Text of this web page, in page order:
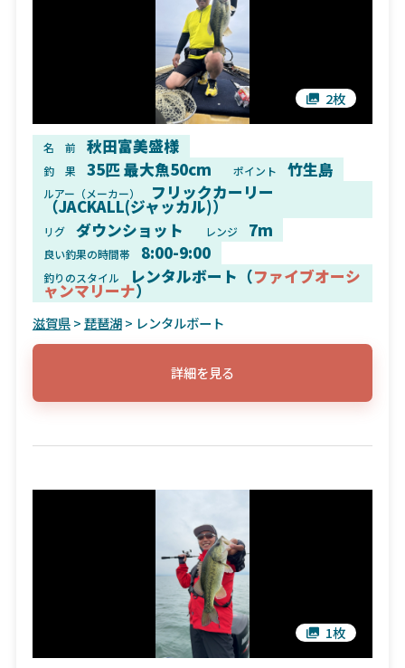
2枚
名 前 秋田富美盛様
釣 果 35匹 最大魚50cm ポイント 竹生島
ルアー（メーカー） フリックカーリー
（JACKALL(ジャッカル)）
リグ ダウンショット レンジ 7m
良い釣果の時間帯 8:00-9:00
釣りのスタイル レンタルボート（ファイブオーシ
ャンマリーナ）
滋賀県>琵琶湖> レンタルボート
詳細を見る
1枚